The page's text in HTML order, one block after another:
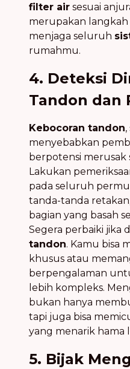
filter air sesuai
merupakan
menjaga seluruh
rumahmu.
4. Deteksi
Tandon dan
Kebocoran tandon
menyebabkan
berpotensi
Lakukan
pada seluruh
tanda-tanda
bagian yang basah
Segera perbaiki jika
tandon. Kamu bisa
khusus atau
berpengalaman
lebih kompleks.
bukan hanya
tapi juga bisa
yang menarik hama
5. Bijak